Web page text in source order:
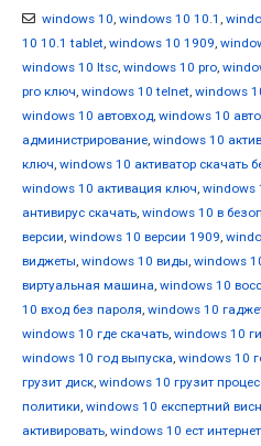
windows 10, windows 10 10.1 ,
10 10.1 tablet, windows 10 1909,
windows 10 ltsc, windows 10 pro,
pro ключ, windows 10 telnet, windows
windows 10 автовход, windows 10
администрирование, windows 10
ключ, windows 10 активатор скачать
windows 10 активация ключ, windows
антивирус скачать, windows 10 в
версии, windows 10 версии 1909,
виджеты, windows 10 виды, windows
виртуальная машина, windows 10
10 вход без пароля, windows 10
windows 10 где скачать, windows 10
windows 10 год выпуска, windows 10
грузит диск, windows 10 грузит
политики, windows 10 експертний
активировать, windows 10 ест интернет